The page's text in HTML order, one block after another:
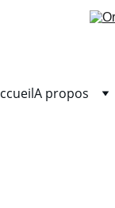
A propos